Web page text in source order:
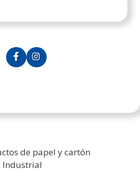
de papel y cartón
Industrial